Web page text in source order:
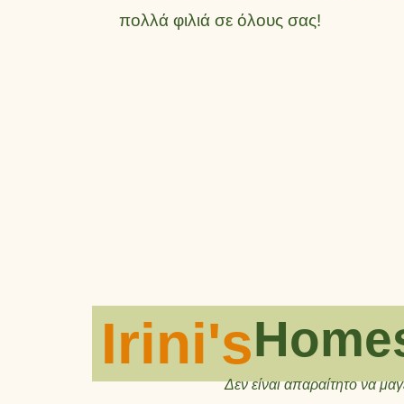
πολλά φιλιά σε όλους σας!
Irini's
Δεν είναι απαραίτητο να